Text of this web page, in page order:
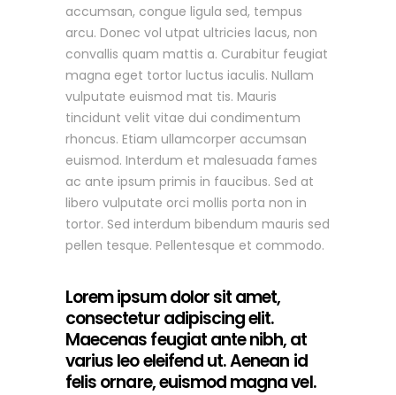
accumsan, congue ligula sed, tempus
arcu. Donec vol utpat ultricies lacus, non
convallis quam mattis a. Curabitur feugiat
magna eget tortor luctus iaculis. Nullam
vulputate euismod mat tis. Mauris
tincidunt velit vitae dui condimentum
rhoncus. Etiam ullamcorper accumsan
euismod. Interdum et malesuada fames
ac ante ipsum primis in faucibus. Sed at
libero vulputate orci mollis porta non in
tortor. Sed interdum bibendum mauris sed
pellen tesque. Pellentesque et commodo.
Lorem ipsum dolor sit amet,
consectetur adipiscing elit.
Maecenas feugiat ante nibh, at
varius leo eleifend ut. Aenean id
felis ornare, euismod magna vel.